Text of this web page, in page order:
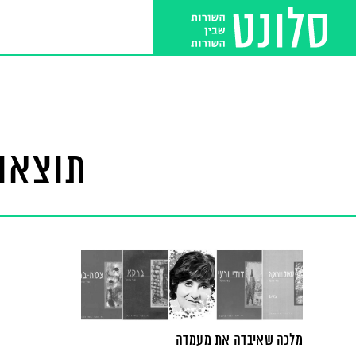
מלכה שאיבדה את מעמדה